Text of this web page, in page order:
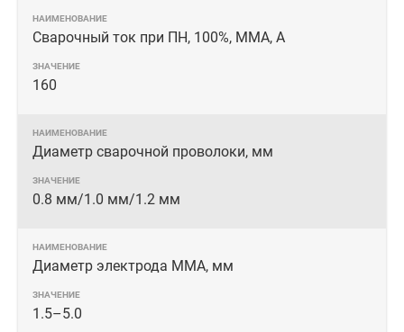
Сварочный ток при ПН, 100%, MMA, А
160
Диаметр сварочной проволоки, мм
0.8 мм/1.0 мм/1.2 мм
Диаметр электрода MMA, мм
1.5–5.0